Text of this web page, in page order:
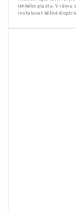
lehkého plastu. V rámu
instalovat běžné